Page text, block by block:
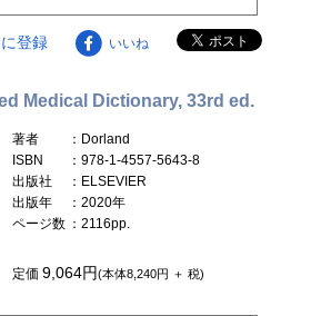
登録 いいね
Medical Dictionary, 33rd ed.
著者
：Dorland
ISBN
：978-1-4557-5643-8
出版社
：ELSEVIER
出版年
：2020年
ページ数 ：2116pp.
定価9,064円(本体8,240円 ＋ 税)